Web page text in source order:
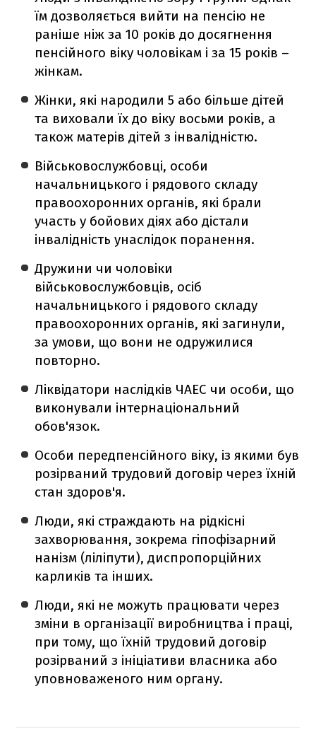
їм дозволяється вийти на пенсію не
раніше ніж за 10 років до досягнення
пенсійного віку чоловікам і за 15 років –
жінкам.
Жінки, які народили 5 або більше дітей
та виховали їх до віку восьми років, а
також матерів дітей з інвалідністю.
Військовослужбовці, особи
начальницького і рядового складу
правоохоронних органів, які брали
участь у бойових діях або дістали
інвалідність унаслідок поранення.
Дружини чи чоловіки
військовослужбовців, осіб
начальницького і рядового складу
правоохоронних органів, які загинули,
за умови, що вони не одружилися
повторно.
Ліквідатори наслідків ЧАЕС чи особи, що
виконували інтернаціональний
обов'язок.
Особи передпенсійного віку, із якими був
розірваний трудовий договір через їхній
стан здоров'я.
Люди, які страждають на рідкісні
захворювання, зокрема гіпофізарний
нанізм (ліліпути), диспропорційних
карликів та інших.
Люди, які не можуть працювати через
зміни в організації виробництва і праці,
при тому, що їхній трудовий договір
розірваний з ініціативи власника або
уповноваженого ним органу.